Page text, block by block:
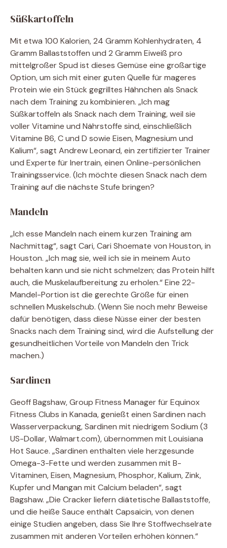
Süßkartoffeln
Mit etwa 100 Kalorien, 24 Gramm Kohlenhydraten, 4
Gramm Ballaststoffen und 2 Gramm Eiweiß pro
mittelgroßer Spud ist dieses Gemüse eine großartige
Option, um sich mit einer guten Quelle für mageres
Protein wie ein Stück gegrilltes Hähnchen als Snack
nach dem Training zu kombinieren. „Ich mag
Süßkartoffeln als Snack nach dem Training, weil sie
voller Vitamine und Nährstoffe sind, einschließlich
Vitamine B6, C und D sowie Eisen, Magnesium und
Kalium“, sagt Andrew Leonard, ein zertifizierter Trainer
und Experte für Inertrain, einen Online-persönlichen
Trainingsservice. (Ich möchte diesen Snack nach dem
Training auf die nächste Stufe bringen?
Mandeln
„Ich esse Mandeln nach einem kurzen Training am
Nachmittag“, sagt Cari, Cari Shoemate von Houston, in
Houston. „Ich mag sie, weil ich sie in meinem Auto
behalten kann und sie nicht schmelzen; das Protein hilft
auch, die Muskelaufbereitung zu erholen.“ Eine 22-
Mandel-Portion ist die gerechte Größe für einen
schnellen Muskelschub. (Wenn Sie noch mehr Beweise
dafür benötigen, dass diese Nüsse einer der besten
Snacks nach dem Training sind, wird die Aufstellung der
gesundheitlichen Vorteile von Mandeln den Trick
machen.)
Sardinen
Geoff Bagshaw, Group Fitness Manager für Equinox
Fitness Clubs in Kanada, genießt einen Sardinen nach
Wasserverpackung, Sardinen mit niedrigem Sodium (3
US-Dollar, Walmart.com), übernommen mit Louisiana
Hot Sauce. „Sardinen enthalten viele herzgesunde
Omega-3-Fette und werden zusammen mit B-
Vitaminen, Eisen, Magnesium, Phosphor, Kalium, Zink,
Kupfer und Mangan mit Calcium beladen“, sagt
Bagshaw. „Die Cracker liefern diätetische Ballaststoffe,
und die heiße Sauce enthält Capsaicin, von denen
einige Studien angeben, dass Sie Ihre Stoffwechselrate
zusammen mit anderen Vorteilen erhöhen können.“